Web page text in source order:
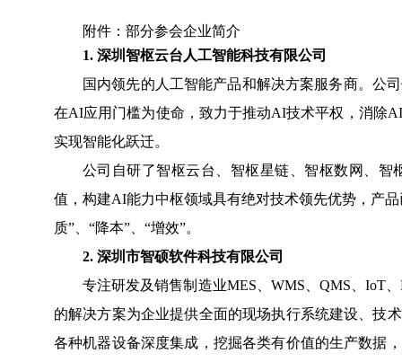
附件：部分参会企业简介
1. 深圳智枢云台人工智能科技有限公司
国内领先的人工智能产品和解决方案服务商。公
在AI应用门槛为使命，致力于推动AI技术平权，消除
实现智能化跃迁。
公司自研了智枢云台、智枢星链、智枢数网、
值，构建AI能力中枢领域具有绝对技术领先优势，产
质”、“降本”、“增效”。
2. 深圳市智硕软件科技有限公司
专注研发及销售制造业MES、WMS、QMS、IoT
的解决方案为企业提供全面的现场执行系统建设、技
各种机器设备深度集成，挖掘各类有价值的生产数据